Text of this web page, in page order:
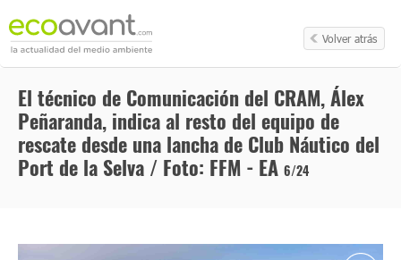
Volver atrás
El técnico de Comunicación del CRAM, Álex
Peñaranda, indica al resto del equipo de
rescate desde una lancha de Club Náutico del
Port de la Selva / Foto: FFM - EA 6/24